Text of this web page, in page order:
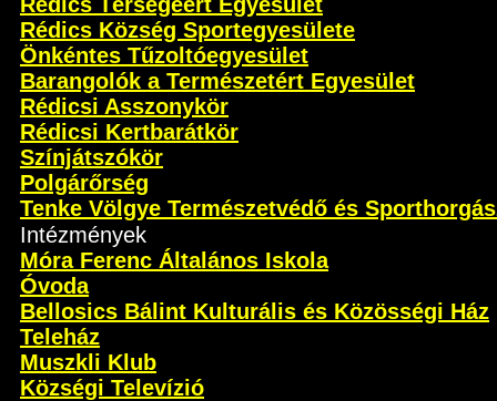
Rédics Község Sportegyesülete
Önkéntes Tűzoltóegyesület
Barangolók a Természetért Egyesület
Rédicsi Asszonykör
Rédicsi Kertbarátkör
Színjátszókör
Polgárőrség
Tenke Völgye Természetvédő és
Intézmények
Móra Ferenc Általános Iskola
Óvoda
Bellosics Bálint Kulturális és Közösségi Ház
Teleház
Muszkli Klub
Községi Televízió